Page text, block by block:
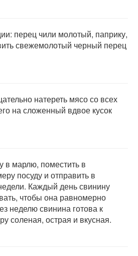
перец чили молотый, паприку,
свежемолотый черный перец
натереть мясо со всех
на сложенный вдвое кусок
в марлю, поместить в
посуду и отправить в
Каждый день свинину
чтобы она равномерно
неделю свинина готова к
соленая, острая и вкусная.